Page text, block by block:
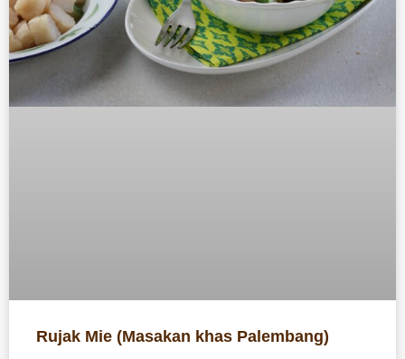
Rujak Mie (Masakan khas Palembang)